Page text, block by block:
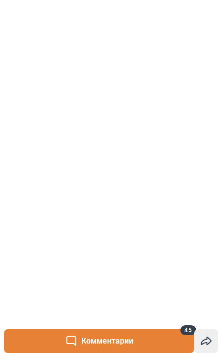
Комментарии
45